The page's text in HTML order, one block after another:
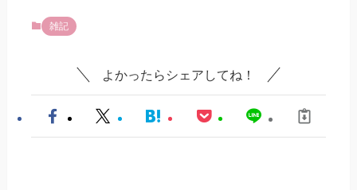
雑記
よかったらシェアしてね！